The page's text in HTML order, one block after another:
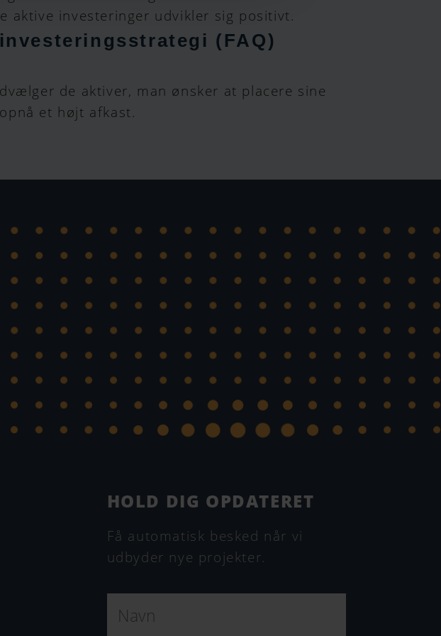
aktive investeringer udvikler sig positivt.
(FAQ)
de aktiver, man ønsker at placere sine
et højt afkast.
HOLD DIG OPDATERET
Få automatisk besked når vi
udbyder nye projekter.